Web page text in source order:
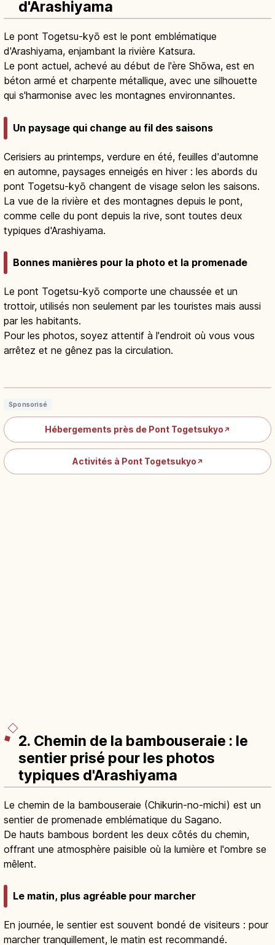
d'Arashiyama
Le pont Togetsu-kyō est le pont emblématique
d'Arashiyama, enjambant la rivière Katsura.
Le pont actuel, achevé au début de l'ère Shōwa, est en
béton armé et charpente métallique, avec une silhouette
qui s'harmonise avec les montagnes environnantes.
Un paysage qui change au fil des saisons
Cerisiers au printemps, verdure en été, feuilles d'automne
en automne, paysages enneigés en hiver : les abords du
pont Togetsu-kyō changent de visage selon les saisons.
La vue de la rivière et des montagnes depuis le pont,
comme celle du pont depuis la rive, sont toutes deux
typiques d'Arashiyama.
Bonnes manières pour la photo et la promenade
Le pont Togetsu-kyō comporte une chaussée et un
trottoir, utilisés non seulement par les touristes mais aussi
par les habitants.
Pour les photos, soyez attentif à l'endroit où vous vous
arrêtez et ne gênez pas la circulation.
Pont Togetsukyō à Arashiyama : vues
Sponsorisé
Hébergements près de Pont Togetsukyo ↗
Activités à Pont Togetsukyo ↗
2. Chemin de la bambouseraie : le
sentier prisé pour les photos
typiques d'Arashiyama
Le chemin de la bambouseraie (Chikurin-no-michi) est un
sentier de promenade emblématique du Sagano.
De hauts bambous bordent les deux côtés du chemin,
offrant une atmosphère paisible où la lumière et l'ombre se
mêlent.
Le matin, plus agréable pour marcher
En journée, le sentier est souvent bondé de visiteurs : pour
marcher tranquillement, le matin est recommandé.